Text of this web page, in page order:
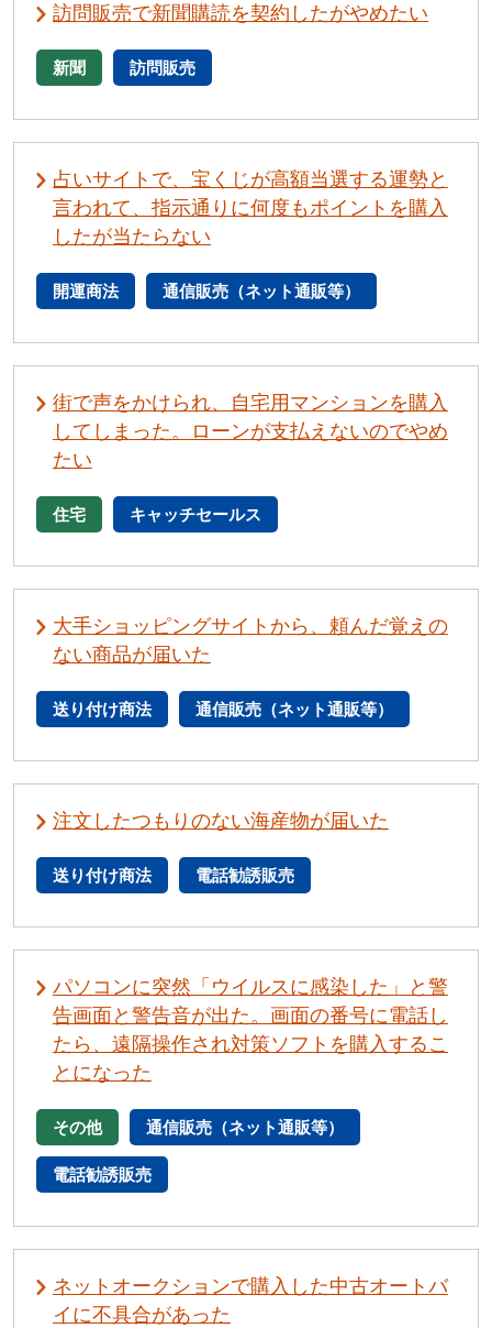
訪問販売で新聞購読を契約したがやめたい
新聞 訪問販売
占いサイトで、宝くじが高額当選する運勢と
言われて、指示通りに何度もポイントを購入
したが当たらない
開運商法 通信販売（ネット通販等）
街で声をかけられ、自宅用マンションを購入
してしまった。ローンが支払えないのでやめ
たい
住宅 キャッチセールス
大手ショッピングサイトから、頼んだ覚えの
ない商品が届いた
送り付け商法 通信販売（ネット通販等）
注文したつもりのない海産物が届いた
送り付け商法 電話勧誘販売
パソコンに突然「ウイルスに感染した」と警
告画面と警告音が出た。画面の番号に電話し
たら、遠隔操作され対策ソフトを購入するこ
とになった
その他 通信販売（ネット通販等）
電話勧誘販売
ネットオークションで購入した中古オートバ
イに不具合があった